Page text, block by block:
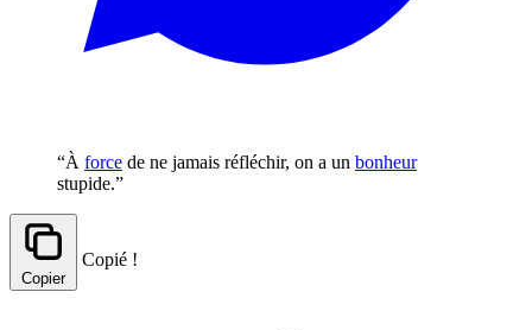
“À force de ne jamais réfléchir, on a un bonheur
stupide.”
Copier
Copié !